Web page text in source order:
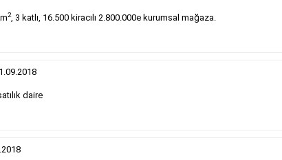
ilan türleri hakkında detaylara ulaşabilir, ilan
sayfa ilanlar alım- satım, duyuru, mini reklam
2, 3 katlı, 16.500 kiracılı 2.800.000e kurumsal mağaza.
daire